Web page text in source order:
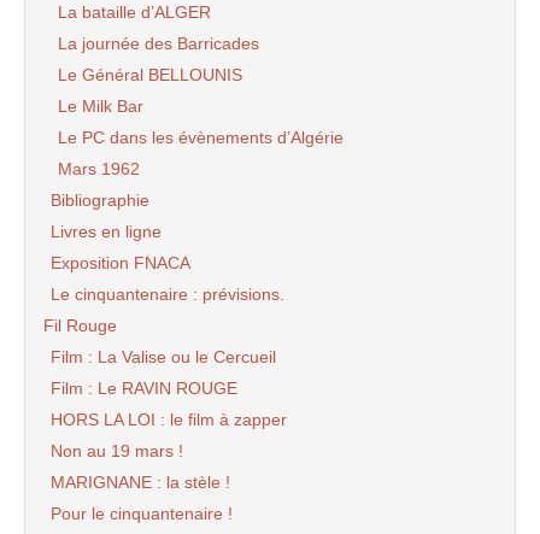
La bataille d’ALGER
La journée des Barricades
Le Général BELLOUNIS
Le Milk Bar
Le PC dans les évènements d’Algérie
Mars 1962
Bibliographie
Livres en ligne
Exposition FNACA
Le cinquantenaire : prévisions.
Fil Rouge
Film : La Valise ou le Cercueil
Film : Le RAVIN ROUGE
HORS LA LOI : le film à zapper
Non au 19 mars !
MARIGNANE : la stèle !
Pour le cinquantenaire !